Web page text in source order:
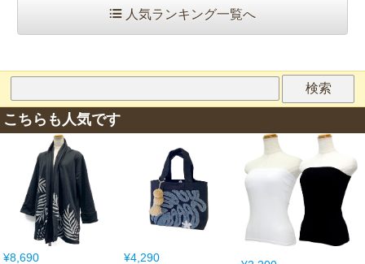
人気ランキング一覧へ
こちらも人気です
¥8,690 ¥4,290